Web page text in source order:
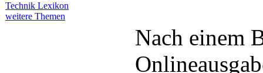
Technik Lexikon
weitere Themen
Nach einem